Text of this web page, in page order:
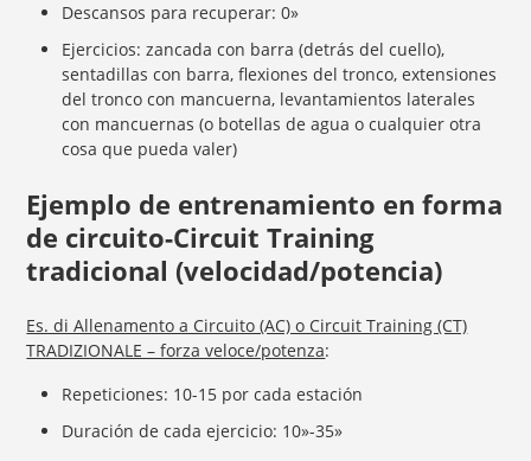
Descansos para recuperar: 0»
Ejercicios: zancada con barra (detrás del cuello),
sentadillas con barra, flexiones del tronco, extensiones
del tronco con mancuerna, levantamientos laterales
con mancuernas (o botellas de agua o cualquier otra
cosa que pueda valer)
Ejemplo de entrenamiento en forma
de circuito-Circuit Training
tradicional (velocidad/potencia)
Es. di Allenamento a Circuito (AC) o Circuit Training (CT)
TRADIZIONALE – forza veloce/potenza:
Repeticiones: 10-15 por cada estación
Duración de cada ejercicio: 10»-35»